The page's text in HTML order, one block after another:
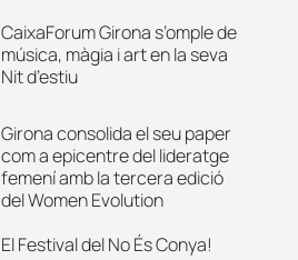
CaixaForum Girona s’omple de
música, màgia i art en la seva
Nit d’estiu
Girona consolida el seu paper
com a epicentre del lideratge
femení amb la tercera edició
del Women Evolution
El Festival del No És Conya!